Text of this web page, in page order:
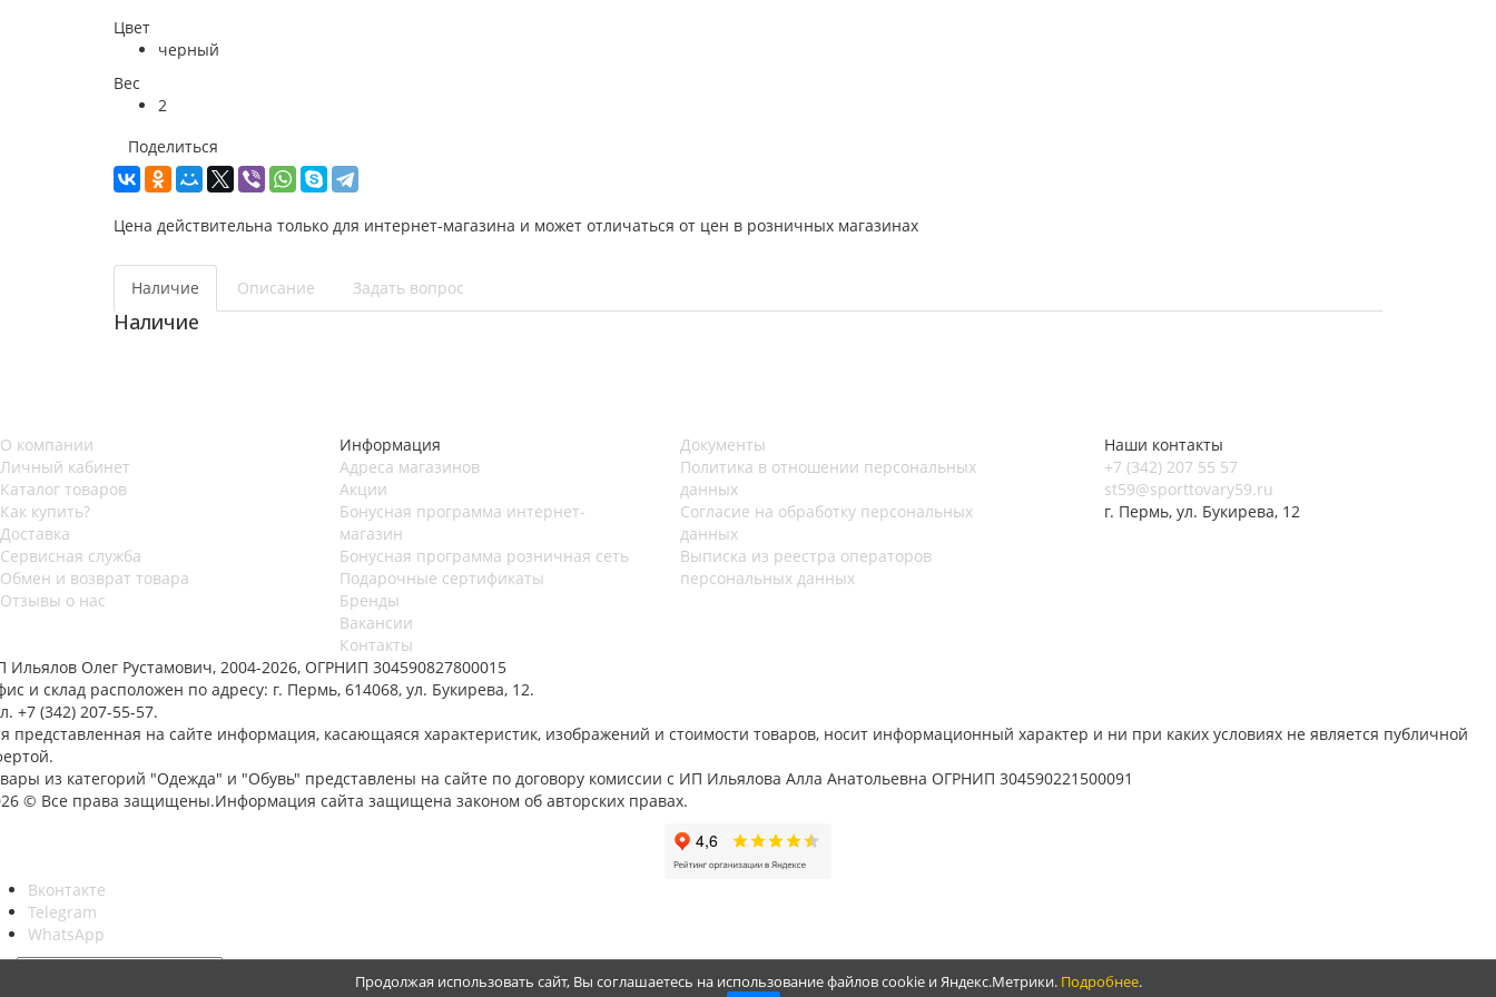
Цвет
черный
Вес
2
Поделиться
Цена действительна только для интернет-магазина и может отличаться от цен в розничных магазинах
Наличие Описание Задать вопрос
Наличие
О компании
Личный кабинет
Каталог товаров
Как купить?
Доставка
Сервисная служба
Обмен и возврат товара
Отзывы о нас
Информация
Адреса магазинов
Акции
Бонусная программа интернет-
магазин
Бонусная программа розничная сеть
Подарочные сертификаты
Бренды
Вакансии
Контакты
Документы
Политика в отношении персональных
данных
Согласие на обработку персональных
данных
Выписка из реестра операторов
персональных данных
Наши контакты
+7 (342) 207 55 57
st59@sporttovary59.ru
г. Пермь, ул. Букирева, 12
Ильялов Олег Рустамович, 2004-2026, ОГРНИП 304590827800015
и склад расположен по адресу: г. Пермь, 614068, ул. Букирева, 12.
+7 (342) 207-55-57.
представленная на сайте информация, касающаяся характеристик, изображений и стоимости товаров, носит информационный характер и ни при каких условиях не является публичной
из категорий "Одежда" и "Обувь" представлены на сайте по договору комиссии с ИП Ильялова Алла Анатольевна ОГРНИП 304590221500091
© Все права защищены.Информация сайта защищена законом об авторских правах.
Вконтакте
Telegram
WhatsApp
Продолжая использовать сайт, Вы соглашаетесь на использование файлов cookie и Яндекс.Метрики. Подробнее.